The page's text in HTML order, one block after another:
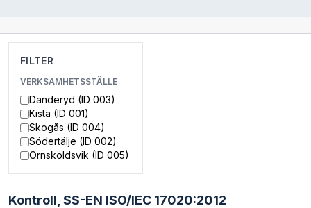
FILTER
VERKSAMHETSSTÄLLE
Danderyd (ID 003)
Kista (ID 001)
Skogås (ID 004)
Södertälje (ID 002)
Örnsköldsvik (ID 005)
Kontroll, SS-EN ISO/IEC 17020:2012